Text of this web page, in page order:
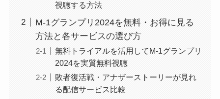
視聴する方法
M-1グランプリ2024を無料・お得に見る
方法と各サービスの選び方
無料トライアルを活用してM-1グランプリ
2024を実質無料視聴
敗者復活戦・アナザーストーリーが見れ
る配信サービス比較